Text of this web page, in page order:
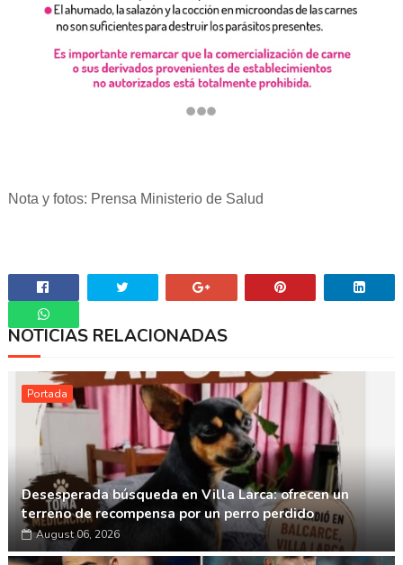
Nota y fotos: Prensa Ministerio de Salud
Whatsapp
NOTICIAS RELACIONADAS
Portada
Desesperada búsqueda en Villa Larca: ofrecen un
terreno de recompensa por un perro perdido
August 06, 2026